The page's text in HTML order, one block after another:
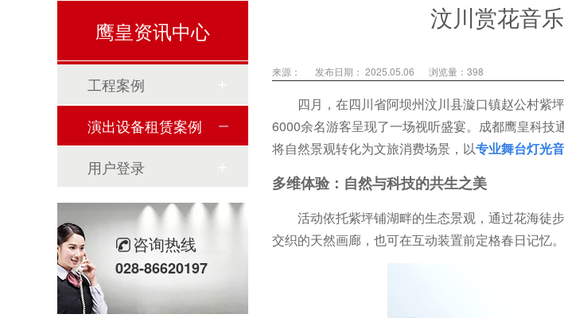
汶川赏花音
来源： 发布日期： 2025.05.06 浏览量： 398
四月，在四川省阿坝州汶川县漩口镇赵公村紫
6000余名游客呈现了一场视听盛宴。成都鹰皇科技
将自然景观转化为文旅消费场景，以专业舞台灯光
多维体验：自然与科技的共生之美
活动依托紫坪铺湖畔的生态景观，通过花海徒
交织的天然画廊，也可在互动装置前定格春日记忆。
鹰皇资讯中心
工程案例
演出设备租赁案例
用户登录
咨询热线
028-86620197